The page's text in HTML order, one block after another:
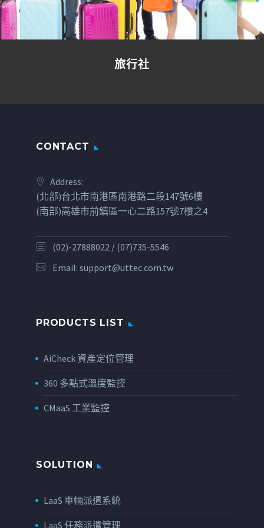
旅行社
CONTACT
Address:
(北部)台北市南港區南港路二段147號6樓
(南部)高雄市前鎮區一心二路157號7樓之4
(02)-27888022 / (07)735-5546
Email: support@uttec.com.tw
PRODUCTS LIST
AiCheck 資產定位管理
360 多點式溫度監控
CMaaS 工業監控
SOLUTION
LaaS 車輛派遣系統
LaaS 任務派遣管理